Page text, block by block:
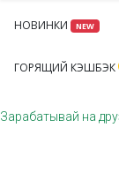
НОВИНКИ NEW
ГОРЯЩИЙ КЭШБЭК
Зарабатывай на